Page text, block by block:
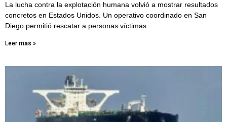
La lucha contra la explotación humana volvió a mostrar resultados
concretos en Estados Unidos. Un operativo coordinado en San
Diego permitió rescatar a personas víctimas
Leer mas »